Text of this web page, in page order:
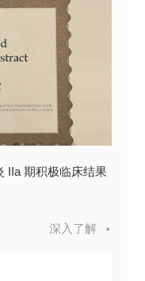
IIa 期积极临床结果
深入了解